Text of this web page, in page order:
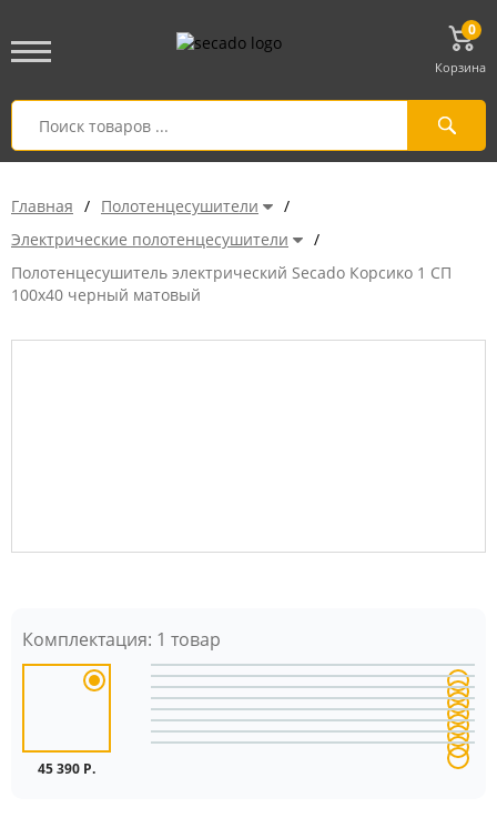
0
Корзина
Главная / Полотенцесушители
/
Электрические полотенцесушители
/
Полотенцесушитель электрический Secado Корсико 1 СП
100x40 черный матовый
Комплектация: 1 товар
45 390 Р.